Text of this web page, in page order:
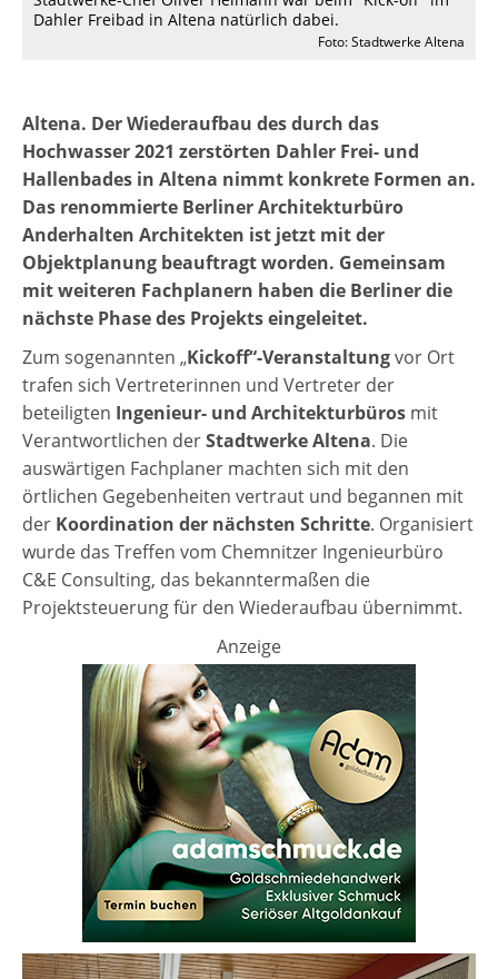
Dahler Freibad in Altena natürlich dabei.
Foto: Stadtwerke Altena
Altena. Der Wiederaufbau des durch das
Hochwasser 2021 zerstörten Dahler Frei- und
Hallenbades in Altena nimmt konkrete Formen an.
Das renommierte Berliner Architekturbüro
Anderhalten Architekten ist jetzt mit der
Objektplanung beauftragt worden. Gemeinsam
mit weiteren Fachplanern haben die Berliner die
nächste Phase des Projekts eingeleitet.
Zum sogenannten „Kickoff“-Veranstaltungvor Ort
trafen sich Vertreterinnen und Vertreter der
beteiligten Ingenieur- und Architekturbüros mit
Verantwortlichen derStadtwerke Altena. Die
auswärtigen Fachplaner machten sich mit den
örtlichen Gegebenheiten vertraut und begannen mit
der Koordination der nächsten Schritte. Organisiert
wurde das Treffen vom Chemnitzer Ingenieurbüro
C&E Consulting, das bekanntermaßen die
Projektsteuerung für den Wiederaufbau übernimmt.
Anzeige